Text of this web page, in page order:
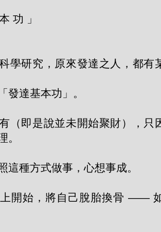
功 」
學研究，原來發達之人，都有
發達基本功」。
（即是說並未開始聚財），只
。
這種方式做事，心想事成。
開始，將自己脫胎換骨 ——